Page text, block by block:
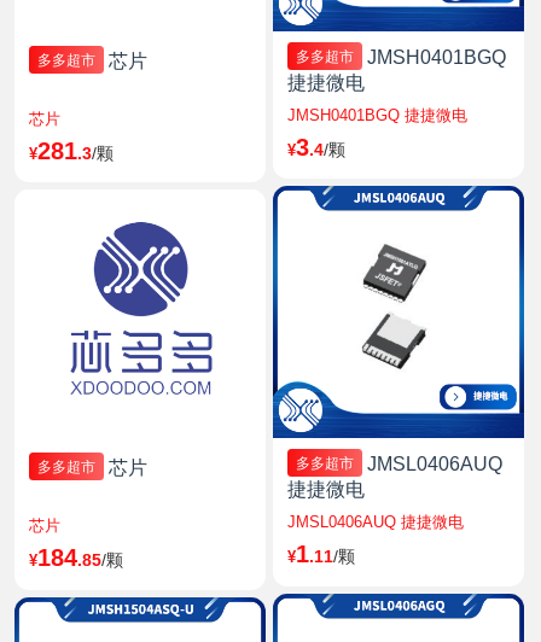
多多超市 芯片
芯片
¥281.3/颗
多多超市 芯片
芯片
¥184.85/颗
多多超市
JMSH0401BGQ
捷捷微电
JMSH0401BGQ 捷捷微电
¥3.4/颗
多多超市
JMSL0406AUQ
捷捷微电
JMSL0406AUQ 捷捷微电
¥1.11/颗